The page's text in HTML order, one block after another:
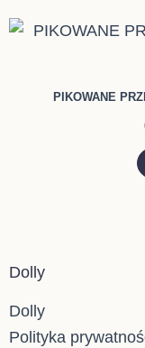
PIKOWANE
Dolly
Dolly
Polityka